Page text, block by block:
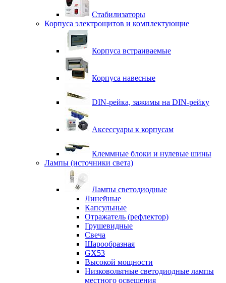
Стабилизаторы
Корпуса электрощитов и комплектующие
Корпуса встраиваемые
Корпуса навесные
DIN-рейка, зажимы на DIN-рейку
Аксессуары к корпусам
Клеммные блоки и нулевые шины
Лампы (источники света)
Лампы светодиодные
Линейные
Капсульные
Отражатель (рефлектор)
Грушевидные
Свеча
Шарообразная
GX53
Высокой мощности
Низковольтные светодиодные лампы
местного освещения